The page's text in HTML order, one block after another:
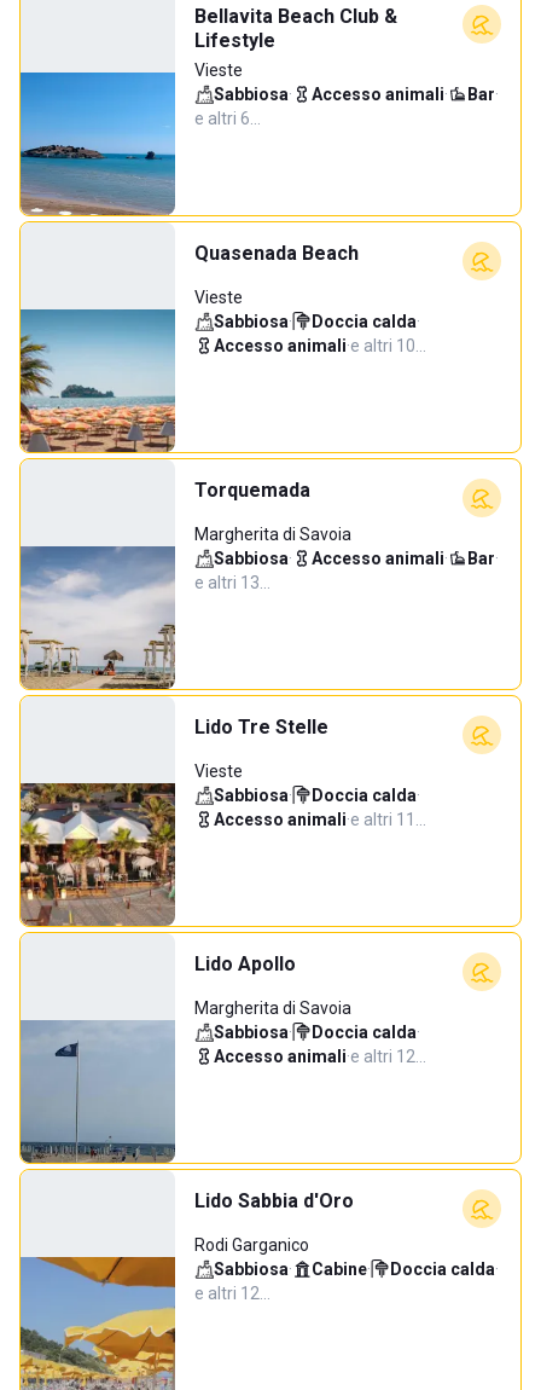
Bellavita Beach Club &
Lifestyle
Vieste
Sabbiosa· Accesso animali· Bar·
e altri 6…
Quasenada Beach
Vieste
Sabbiosa· Doccia calda·
Accesso animali·e altri 10…
Torquemada
Margherita di Savoia
Sabbiosa· Accesso animali· Bar·
e altri 13…
Lido Tre Stelle
Vieste
Sabbiosa· Doccia calda·
Accesso animali·e altri 11…
Lido Apollo
Margherita di Savoia
Sabbiosa· Doccia calda·
Accesso animali·e altri 12…
Lido Sabbia d'Oro
Rodi Garganico
Sabbiosa· Cabine· Doccia calda·
e altri 12…